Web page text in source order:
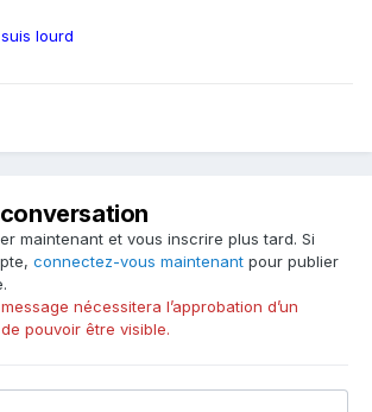
lourd
maintenant et vous inscrire plus tard. Si
connectez-vous maintenant pour publier
nécessitera l’approbation d’un
pouvoir être visible.